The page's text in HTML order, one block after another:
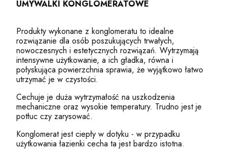
UMYWALKI KONGLOMERATOWE
Produkty wykonane z konglomeratu to idealne
rozwiązanie dla osób poszukujących trwałych,
nowoczesnych i estetycznych rozwiązań. Wytrzymają
intensywne użytkowanie, a ich gładka, równa i
połyskująca powierzchnia sprawia, że wyjątkowo łatwo
utrzymać je w czystości.
Cechuje je duża wytrzymałość na uszkodzenia
mechaniczne oraz wysokie temperatury. Trudno jest je
potłuc czy zarysować.
Konglomerat jest ciepły w dotyku - w przypadku
użytkowania łazienki cecha ta jest bardzo istotna.